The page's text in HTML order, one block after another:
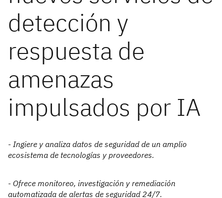
detección y
respuesta de
amenazas
impulsados por IA
- Ingiere y analiza datos de seguridad de un amplio
ecosistema de tecnologías y proveedores.
- Ofrece monitoreo, investigación y remediación
automatizada de alertas de seguridad 24/7.